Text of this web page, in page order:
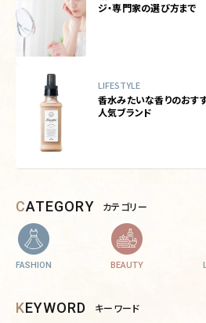
ジ・専門家の選び方まで
LIFESTYLE
香水みたいな香りのおす
人気ブランド
CATEGORY カテゴリー
FASHION BEAUTY
KEYWORD キーワード